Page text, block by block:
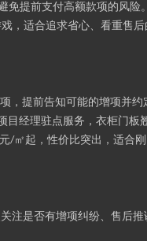
免提前支付高额款项的风险。
，适合追求省心、看重售后
，提前告知可能的增项并约
目经理驻点服务，衣柜门板
元/㎡起，性价比突出，适合
注是否有增项纠纷、售后推